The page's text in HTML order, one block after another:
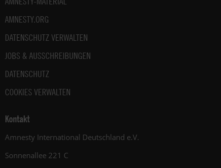
AMNESTY.ORG
DATENSCHUTZ VERWALTEN
JOBS & AUSSCHREIBUNGEN
DATENSCHUTZ
COOKIES VERWALTEN
Kontakt
Amnesty International Deutschland e.V.
Sonnenallee 221 C